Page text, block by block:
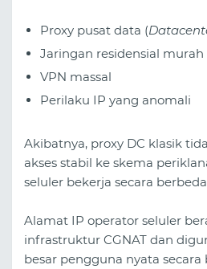
Proxy pusat data (
Jaringan residensial murah
VPN massal
Perilaku IP yang anomali
Akibatnya, proxy DC klasik
akses stabil ke skema
seluler bekerja secara
Alamat IP operator seluler
infrastruktur CGNAT dan
besar pengguna nyata secara